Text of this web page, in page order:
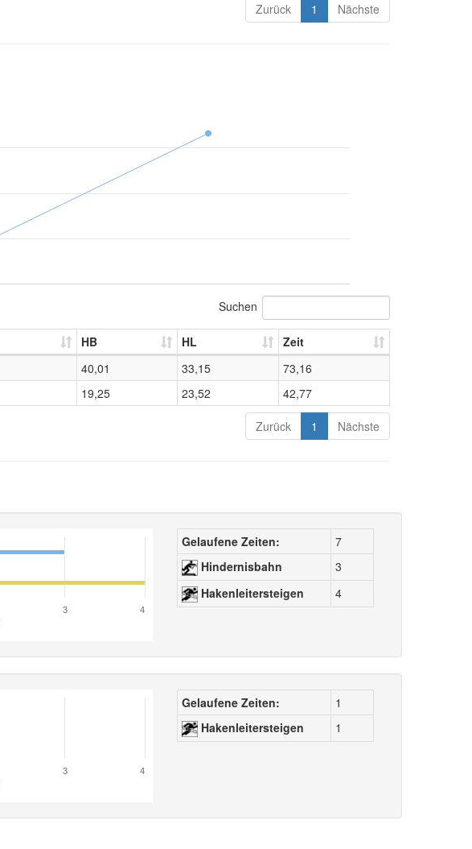
Zurück 1 Nächste
Suchen
HB HL
Zeit
40,01 33,15
73,16
19,25 23,52
42,77
Zurück 1 Nächste
3 4
Gelaufene Zeiten:
7
Hindernisbahn
3
Hakenleitersteigen
4
3 4
Gelaufene Zeiten:
1
Hakenleitersteigen
1